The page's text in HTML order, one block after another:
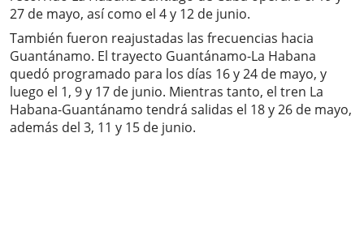
27 de mayo, así como el 4 y 12 de junio.
También fueron reajustadas las frecuencias hacia
Guantánamo. El trayecto Guantánamo-La Habana
quedó programado para los días 16 y 24 de mayo, y
luego el 1, 9 y 17 de junio. Mientras tanto, el tren La
Habana-Guantánamo tendrá salidas el 18 y 26 de mayo,
además del 3, 11 y 15 de junio.